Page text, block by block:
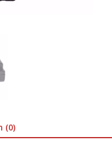
(0)